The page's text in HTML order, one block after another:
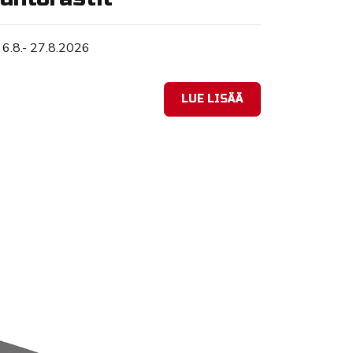
Tapahtuman ajankohta
6.8.- 27.8.2026
LUE LISÄÄ